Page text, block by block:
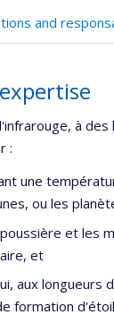
and
à
:
une
ou les
et les
et
aux longueurs
formation